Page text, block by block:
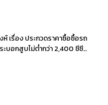
เรื่อง ประกวดราคาซื้อซื้อรถ
ะบอกสูบไม่ต่ำกว่า 2,400 ซีซี
กิโลวัตต์ ขับเคลื่อน 2 ล้อ
เล็กทรอนิกส์ (e-bidding)